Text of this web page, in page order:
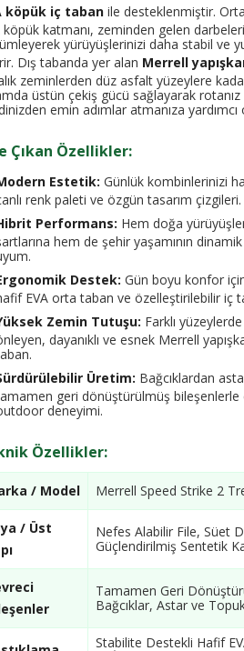
köpük iç taban ile desteklenmiştir.
köpük katmanı, zeminden gelen
yürüyüşlerinizi daha stabil ve
Dış tabanda yer alan Merrell
zeminlerden düz asfalt yüzeylere
üstün çekiş gücü sağlayarak
emin adımlar atmanıza yardımcı
Çıkan Özellikler:
Estetik: Günlük kombinlerinizi
renk paleti ve özgün tasarım çizgileri.
Performans: Hem doğa
hem de şehir yaşamının
Destek: Gün boyu konfor
EVA orta taban ve özelleştirilebilir iç
Zemin Tutuşu: Farklı
dayanıklı ve esnek Merrell
Üretim: Bağcıklardan
geri dönüştürülmüş bileşenlerle
deneyimi.
Özellikler:
/ Model Merrell Speed Strike 2
/ Üst
Nefes Alabilir File, Süet
Güçlendirilmiş Sentetik
Tamamen Geri
Bağcıklar, Astar ve
Stabilite Destekli Hafif